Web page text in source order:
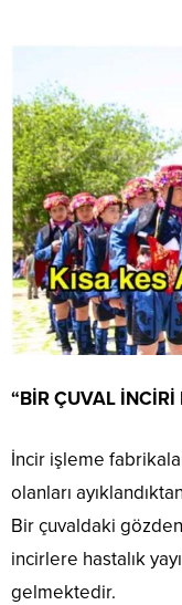
“BİR ÇUVAL İNCİRİ
İncir işleme
olanları
Bir çuvaldaki
incirlere hastalık
gelmektedir.